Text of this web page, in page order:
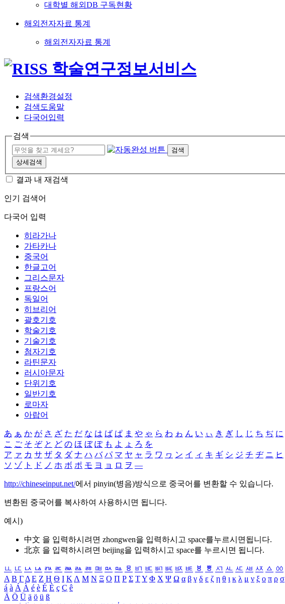
대학별 해외DB 구독현황
해외전자자료 통계
해외전자자료 통계
검색환경설정
검색도움말
다국어입력
검색
검색
상세검색
결과 내 재검색
인기 검색어
다국어 입력
히라가나
가타카나
중국어
한글고어
그리스문자
프랑스어
독일어
히브리어
괄호기호
학술기호
기술기호
첨자기호
라틴문자
러시아문자
단위기호
일반기호
로마자
아랍어
あ ぁ か が さ ざ た だ な は ば ぱ ま や ゃ ら わ ゎ ん い ぃ き ぎ し じ ち ぢ に
こ ご そ ぞ と ど の ほ ぼ ぽ も よ ょ ろ を
ア ァ カ サ ザ タ ダ ナ ハ バ パ マ ヤ ャ ラ ワ ヮ ン イ ィ キ ギ シ ジ チ ヂ ニ ヒ
ソ ゾ ト ド ノ ホ ボ ポ モ ヨ ョ ロ ヲ ―
http://chineseinput.net/에서 pinyin(병음)방식으로 중국어를 변환할 수 있습니다.
변환된 중국어를 복사하여 사용하시면 됩니다.
예시)
中文 을 입력하시려면 zhongwen을 입력하시고 space를누르시면됩니다.
北京 을 입력하시려면 beijing을 입력하시고 space를 누르시면 됩니다.
ㅥ ㅦ ㅧ ㅨ ㅩ ㅪ ㅫ ㅬ ㅭ ㅮ ㅯ ㅰ ㅱ ㅲ ㅳ ㅴ ㅵ ㅶ ㅷ ㅸ ㅹ ㅺ ㅻ ㅼ ㅽ ㅾ ㅿ ㆀ
Α Β ΓΔ Ε Ζ Η Θ Ι ΚΛ Μ Ν Ξ Ο Π Ρ Σ ΤΥ Φ Χ Ψ Ω α β γ δ ε ζ η θ ι κ λ μ ν ξ ο π ρ σ
á à Á À é è É È ç Ç ê
Ä Ö Ü ä ö ü ß